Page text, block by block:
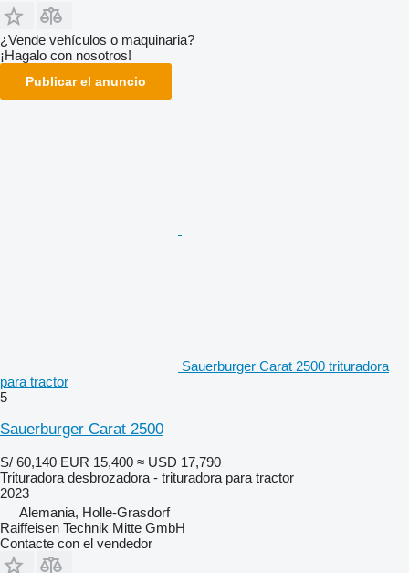
¿Vende vehículos o maquinaria?
¡Hagalo con nosotros!
Publicar el anuncio
Sauerburger Carat 2500 trituradora
para tractor
5
Sauerburger Carat 2500
S/ 60,140 EUR 15,400 ≈ USD 17,790
Trituradora desbrozadora - trituradora para tractor
2023
Alemania, Holle-Grasdorf
Raiffeisen Technik Mitte GmbH
Contacte con el vendedor